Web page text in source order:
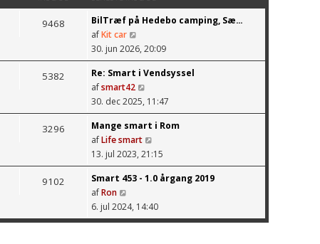
æ
i
d
l
æ
g
e
n
e
s
e
d
l
æ
g
d
e
t
s
e
n
e
s
i
d
l
æ
g
9468
BilTræf på Hedebo camping, Sæ…
afKit car
V
i
s
d
e
t
s
e
n
e
t
e
30. jun 2026, 20:09
5382
Re: Smart i Vendsyssel
afsmart42
V
i
s
d
e
t
s
n
e
30. dec 2025, 11:47
3296
Mange smart i Rom
afLife smart
V
i
s
e
t
13. jul 2023, 21:15
9102
Smart 453 - 1.0 årgang 2019
afRon
V
i
6. jul 2024, 14:40